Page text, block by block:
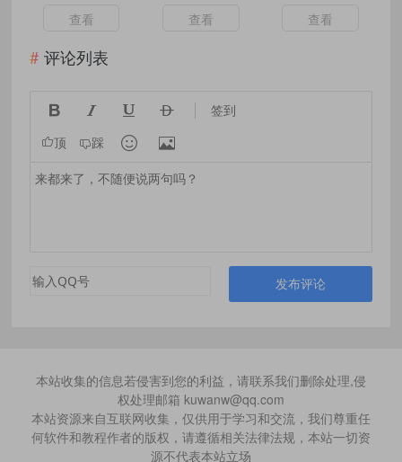
查看 查看 查看
评论列表
    签到
顶 踩  
发布评论
本站收集的信息若侵害到您的利益，请联系我们删除处理,侵
权处理邮箱 kuwanw@qq.com
本站资源来自互联网收集，仅供用于学习和交流，我们尊重任
何软件和教程作者的版权，请遵循相关法律法规，本站一切资
源不代表本站立场